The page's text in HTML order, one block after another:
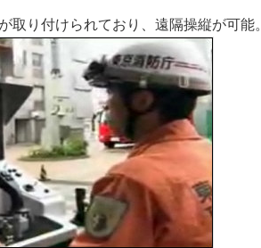
取り付けられており、遠隔操縦が可能。